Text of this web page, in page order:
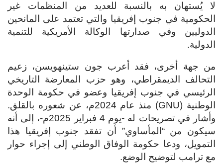
لا يُستهان به بالنسبة للعديد من المنظمات غير
الحكومية في جنوب إفريقيا والتي تعتمد على المانحين
الدوليين وفي صدارتها الوكالة الأمريكية للتنمية
الدولية.
من جهة أخرى، فقد أعرب جون ستينهويسن، زعيم
التحالف الديمقراطي، وهو حزب المعارضة التاريخي
الرئيسي في جنوب إفريقيا وعضو في حكومة الوحدة
الوطنية (GNU) منذ عام 2024م، عن شعوره بالقلق.
وأشار في تصريحات له -يوم 4 فبراير 2025م-، إلى أنه
سيكون من “المأساوي” أن تفقد جنوب إفريقيا هذا
التمويل، ودعا حكومة الوفاق الوطني إلى إجراء حوار
مع ترامب لتوضيح الوضع.